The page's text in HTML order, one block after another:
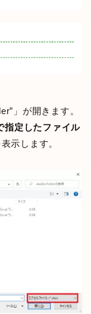
」が開きます。
指定したファイル
表示します。